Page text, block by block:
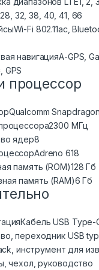
28, 32, 38, 40, 41, 66
Fi 802.11ac,
навигацияA-GPS,
процессор
МГц
ядер8
618
память (ROM)128 Гб
память (RAM)6 Гб
USB Type-
переходник USB
инструмент для
чехол, руководство